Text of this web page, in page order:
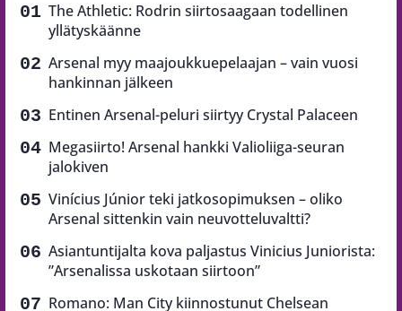
The Athletic: Rodrin siirtosaagaan todellinen
yllätyskäänne
Arsenal myy maajoukkuepelaajan – vain vuosi
hankinnan jälkeen
Entinen Arsenal-peluri siirtyy Crystal Palaceen
Megasiirto! Arsenal hankki Valioliiga-seuran
jalokiven
Vinícius Júnior teki jatkosopimuksen – oliko
Arsenal sittenkin vain neuvotteluvaltti?
Asiantuntijalta kova paljastus Vinicius Juniorista:
”Arsenalissa uskotaan siirtoon”
Romano: Man City kiinnostunut Chelsean